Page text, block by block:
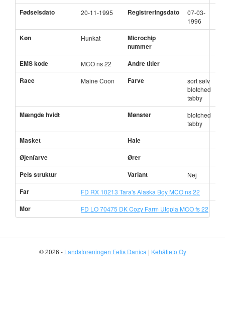
Fødselsdato
20-11-1995 Registreringsdato
07-03-
1996
Køn Hunkat
Microchip
nummer
EMS kode
MCO ns 22
Andre titler
Race
Maine Coon Farve
sort sølv
blotched
tabby
Mængde hvidt Mønster
blotched
tabby
Masket
Hale
Øjenfarve
Ører
Pels struktur
Variant Nej
Far FD RX 10213 Tara's Alaska Boy MCO ns 22
Mor FD LO 70475 DK Cozy Farm Utopia MCO fs 22
© 2026 - Landsforeningen Felis Danica | Kehätieto Oy